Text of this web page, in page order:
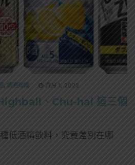
, 調酒知識 六月 1, 2022
、Chu-hai 這三個
低酒精飲料，究竟差別在哪